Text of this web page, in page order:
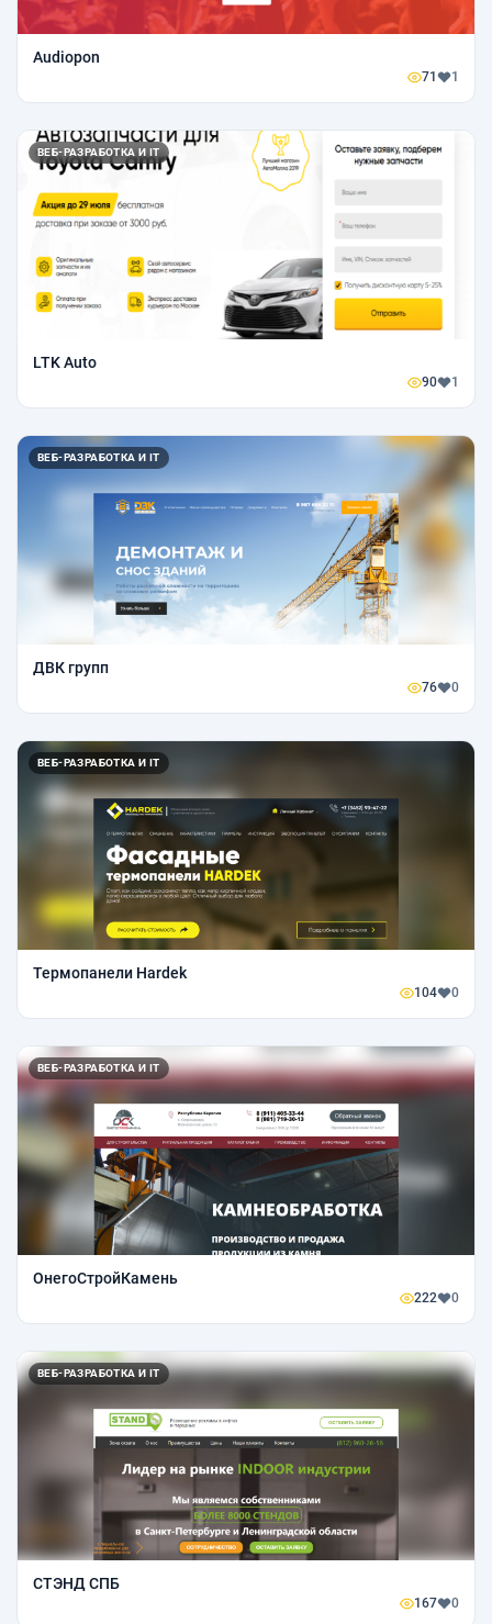
Audiopon
71 1
ВЕБ-РАЗРАБОТКА И IT
LTK Auto
90 1
ВЕБ-РАЗРАБОТКА И IT
ДВК групп
76 0
ВЕБ-РАЗРАБОТКА И IT
Термопанели Hardek
104 0
ВЕБ-РАЗРАБОТКА И IT
ОнегоСтройКамень
222 0
ВЕБ-РАЗРАБОТКА И IT
СТЭНД СПБ
167 0